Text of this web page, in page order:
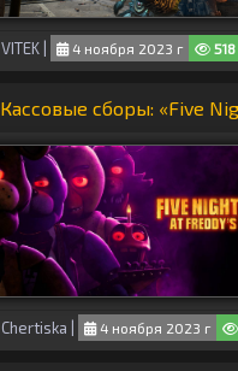
VITEK 4 ноября 2023 г 518
Кассовые сборы: «Five
Chertiska 4 ноября 2023 г